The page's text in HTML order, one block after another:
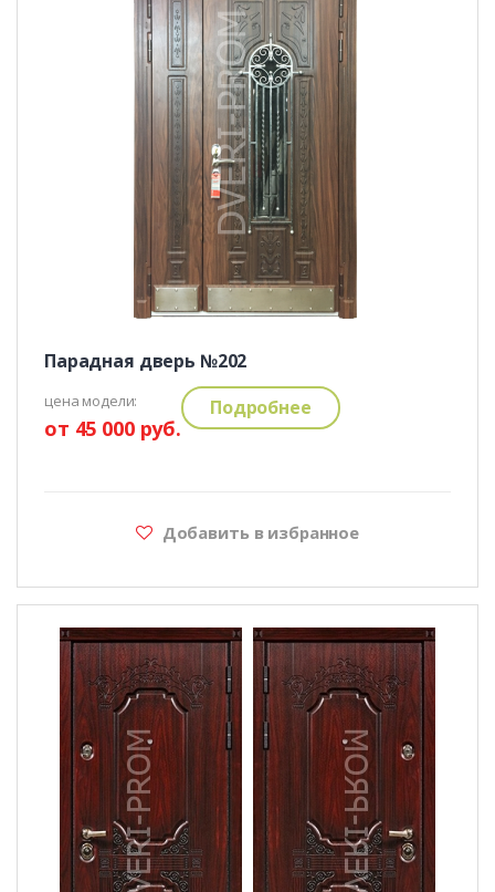
Парадная дверь №202
цена модели:
от 45 000 руб.
Подробнее
Добавить в избранное